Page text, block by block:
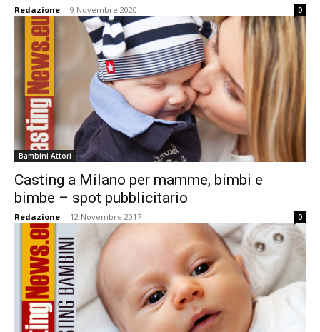
Redazione - 9 Novembre 2020 0
Bambini Attori
Casting a Milano per mamme, bimbi e
bimbe – spot pubblicitario
Redazione - 12 Novembre 2017 0